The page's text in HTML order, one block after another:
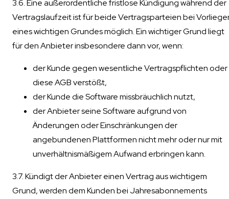
3.6. Eine außerordentliche fristlose Kündigung während der
Vertragslaufzeit ist für beide Vertragsparteien bei
eines wichtigen Grundes möglich. Ein wichtiger Grund liegt
für den Anbieter insbesondere dann vor, wenn:
der Kunde gegen wesentliche Vertragspflichten oder
diese AGB verstößt,
der Kunde die Software missbräuchlich nutzt,
der Anbieter seine Software aufgrund von
Änderungen oder Einschränkungen der
angebundenen Plattformen nicht mehr oder nur mit
unverhältnismäßigem Aufwand erbringen kann.
3.7. Kündigt der Anbieter einen Vertrag aus wichtigem
Grund, werden dem Kunden bei Jahresabonnements